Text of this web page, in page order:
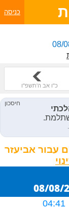
כניסה
כ"ו אב ה'תשפ"ו
עבור אביעזר
04:41